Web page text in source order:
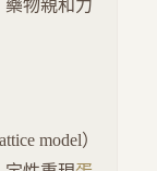
藥物親和力
model）